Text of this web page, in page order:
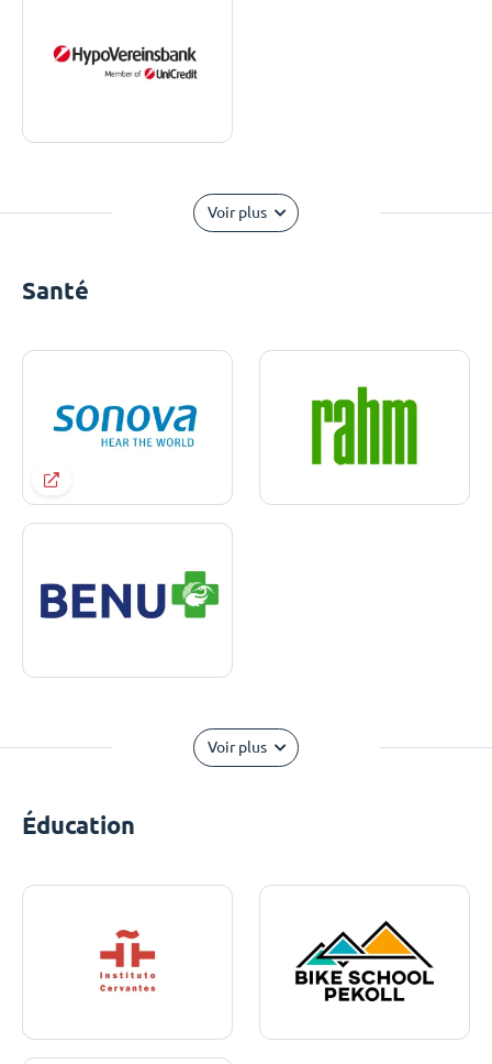
Voir plus
Santé
Voir plus
Éducation